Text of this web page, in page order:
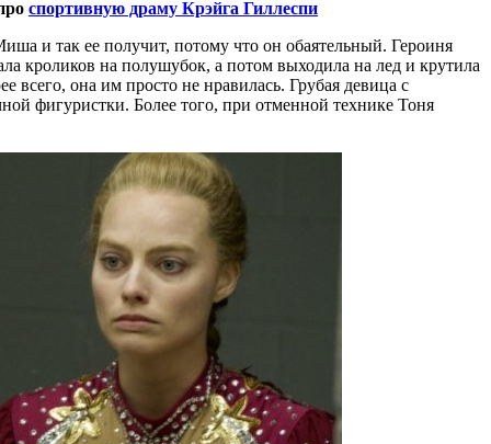
спортивную драму Крэйга Гиллеспи
и так ее получит, потому что он обаятельный. Героиня
кроликов на полушубок, а потом выходила на лед и крутила
она им просто не нравилась. Грубая девица с
фигуристки. Более того, при отменной технике Тоня